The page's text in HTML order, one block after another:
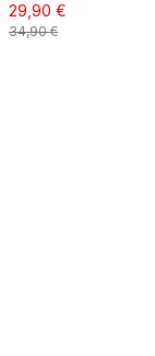
29,90 €
34,90 €